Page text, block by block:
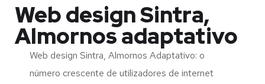
Web design Sintra,
Almornos adaptativo
Web design Sintra, Almornos Adaptativo: o
número crescente de utilizadores de internet